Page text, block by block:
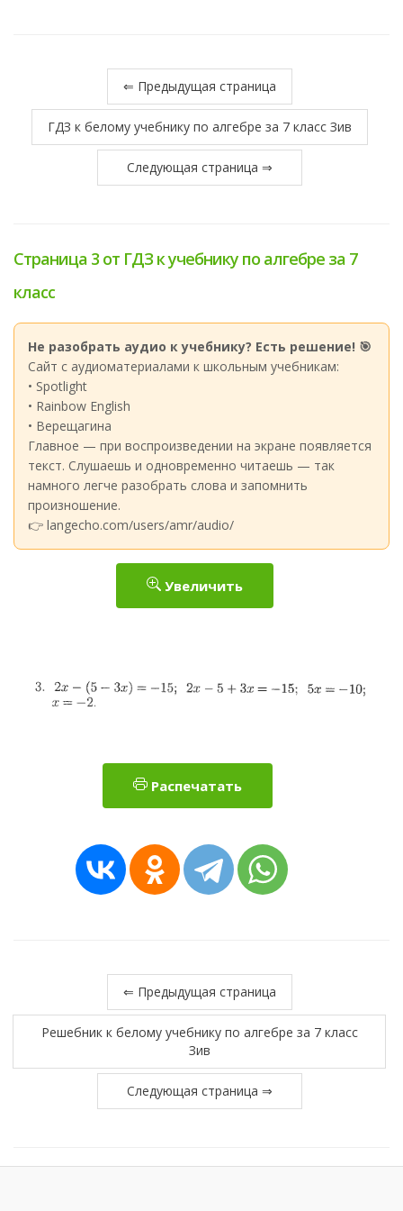
⇐ Предыдущая страница
ГДЗ к белому учебнику по алгебре за 7 класс Зив
Следующая страница ⇒
Страница 3 от ГДЗ к учебнику по алгебре за 7
класс
Не разобрать аудио к учебнику? Есть решение! 🎯
Сайт с аудиоматериалами к школьным учебникам:
• Spotlight
• Rainbow English
• Верещагина
Главное — при воспроизведении на экране появляется
текст. Слушаешь и одновременно читаешь — так
намного легче разобрать слова и запомнить
произношение.
👉 langecho.com/users/amr/audio/
Увеличить
Распечатать
⇐ Предыдущая страница
Решебник к белому учебнику по алгебре за 7 класс
Зив
Следующая страница ⇒